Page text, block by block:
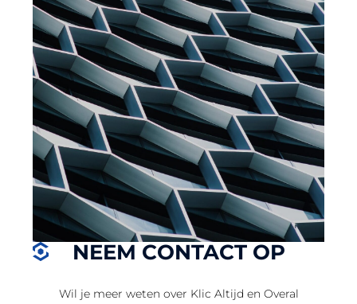
NEEM CONTACT OP
Wil je meer weten over Klic Altijd en Overal